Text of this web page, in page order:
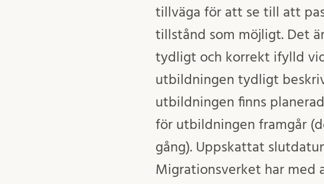
tillväga för att se till att
tillstånd som möjligt. Det
tydligt och korrekt ifylld
utbildningen tydligt
utbildningen finns
för utbildningen framgår
gång). Uppskattat
Migrationsverket har med